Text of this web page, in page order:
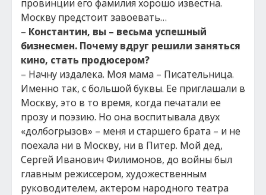
провинции его фамилия хорошо известна.
Москву предстоит завоевать…
– Константин, вы – весьма успешный
бизнесмен. Почему вдруг решили заняться
кино, стать продюсером?
– Начну издалека. Моя мама – Писательница.
Именно так, с большой буквы. Ее приглашали в
Москву, это в то время, когда печатали ее
прозу и поэзию. Но она воспитывала двух
«долбогрызов» – меня и старшего брата – и не
поехала ни в Москву, ни в Питер. Мой дед,
Сергей Иванович Филимонов, до войны был
главным режиссером, художественным
руководителем, актером народного театра